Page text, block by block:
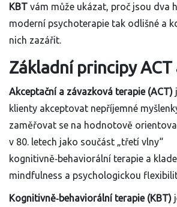
KBT vám může ukázat, proč jsou dva
moderní psychoterapie tak odlišné a
nich zazářit.
Základní principy ACT
Akceptační a závazková terapie (ACT)
klienty akceptovat nepříjemné
zaměřovat se na hodnotově
v 80. letech jako součást „třetí vlny“
kognitivně‑behaviorální terapie a
mindfulness a psychologickou
Kognitivně‑behaviorální terapie (KBT)